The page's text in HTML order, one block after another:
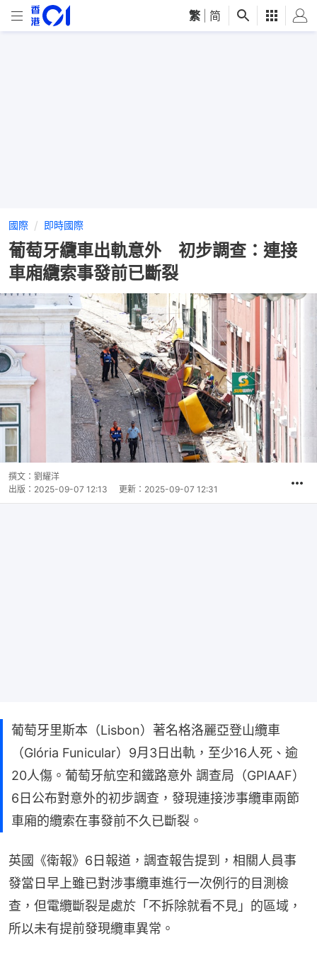
繁 简
國際 即時國際
葡萄牙纜車出軌意外 初步調查：連接
車廂纜索事發前已斷裂
撰文： 劉耀洋
出版： 2025-09-07 12:13 更新： 2025-09-07 12:31
葡萄牙里斯本（Lisbon）著名格洛麗亞登山纜車
（Glória Funicular）9月3日出軌，至少16人死、逾
20人傷。葡萄牙航空和鐵路意外 調查局（GPIAAF）
6日公布對意外的初步調查，發現連接涉事纜車兩節
車廂的纜索在事發前不久已斷裂。
英國《衛報》6日報道，調查報告提到，相關人員事
發當日早上雖已對涉事纜車進行一次例行的目測檢
查，但電纜斷裂是處於「不拆除就看不見」的區域，
所以未有提前發現纜車異常。